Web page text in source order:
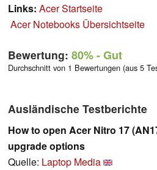
Links: Acer Startseite
Acer Notebooks Übersichtseite
Bewertung: 80%- Gut
Durchschnitt von 1 Bewertungen (aus 5
Ausländische Testberichte
How to open Acer Nitro 17
upgrade options
Quelle: Laptop Media